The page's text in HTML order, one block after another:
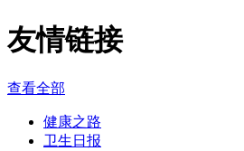
友情链接
查看全部
健康之路
卫生日报